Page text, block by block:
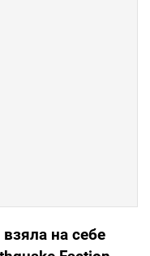
взяла на себе